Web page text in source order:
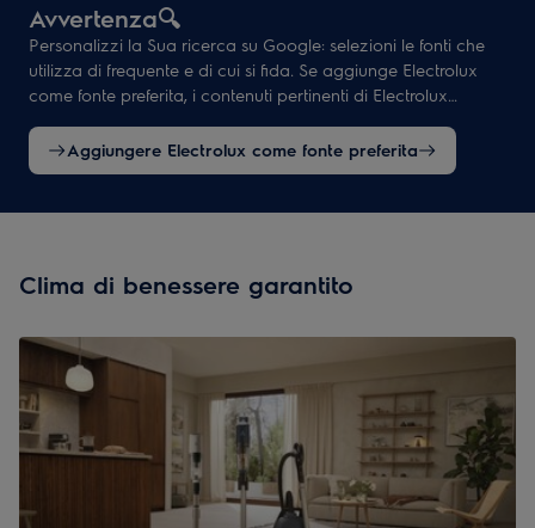
Avvertenza🔍
Personalizzi la Sua ricerca su Google: selezioni le fonti che
utilizza di frequente e di cui si fida. Se aggiunge Electrolux
come fonte preferita, i contenuti pertinenti di Electrolux
corrispondenti.
Aggiungere Electrolux come fonte preferita
Clima di benessere garantito